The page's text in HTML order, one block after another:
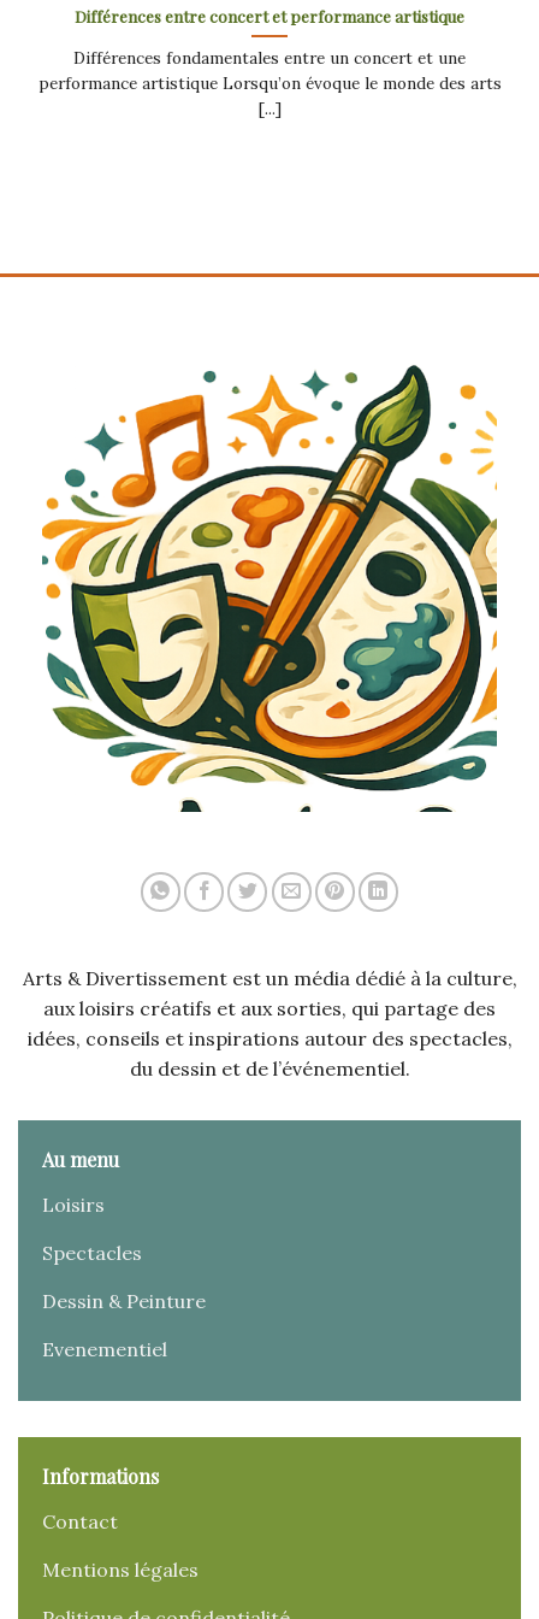
Différences entre concert et performance artistique
Différences fondamentales entre un concert et une
performance artistique Lorsqu’on évoque le monde des arts
[...]
Arts & Divertissement est un média dédié à la culture,
aux loisirs créatifs et aux sorties, qui partage des
idées, conseils et inspirations autour des spectacles,
du dessin et de l’événementiel.
Au menu
Loisirs
Spectacles
Dessin & Peinture
Evenementiel
Informations
Contact
Mentions légales